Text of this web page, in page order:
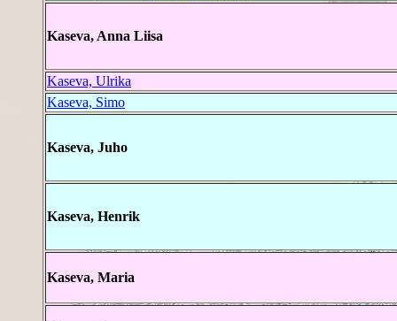
Kaseva, Anna Liisa
Kaseva, Ulrika
Kaseva, Simo
Kaseva, Juho
Kaseva, Henrik
Kaseva, Maria